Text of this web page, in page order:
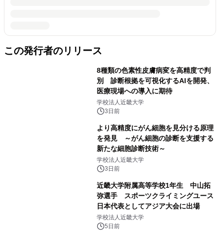
この発行者のリリース
8種類の色素性皮膚病変を高精度で判
別 診断根拠を可視化するAIを開発、
医療現場への導入に期待
学校法人近畿大学
3日前
より高精度にがん細胞を見分ける原理
を発見 ～がん細胞の診断を支援する
新たな細胞診断技術～
学校法人近畿大学
3日前
近畿大学附属高等学校1年生 中山拓
弥選手 スポーツクライミングユース
日本代表としてアジア大会に出場
学校法人近畿大学
5日前